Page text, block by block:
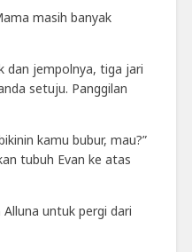
masih banyak
dan jempolnya, tiga jari
setuju. Panggilan
kamu bubur, mau?”
tubuh Evan ke atas
Alluna untuk pergi dari